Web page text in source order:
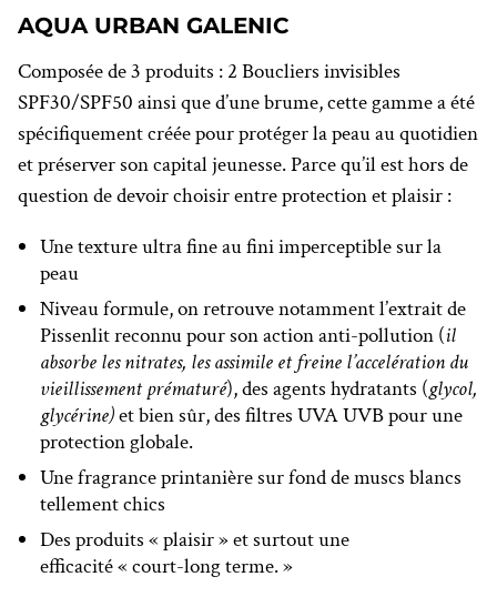
AQUA URBAN GALENIC
Composée de 3 produits : 2 Boucliers invisibles
SPF30/SPF50 ainsi que d’une brume, cette gamme a été
spécifiquement créée pour protéger la peau au quotidien
et préserver son capital jeunesse. Parce qu’il est hors de
question de devoir choisir entre protection et plaisir :
Une texture ultra fine au fini imperceptible sur la
peau
Niveau formule, on retrouve notamment l’extrait de
Pissenlit reconnu pour son action anti-pollution (il
absorbe les nitrates, les assimile et freine l’accelération du
vieillissement prématuré), des agents hydratants (glycol,
glycérine)et bien sûr, des filtres UVA UVB pour une
protection globale.
Une fragrance printanière sur fond de muscs blancs
tellement chics
Des produits « plaisir » et surtout une
efficacité « court-long terme. »